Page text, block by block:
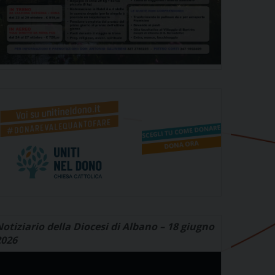
della Diocesi di Albano – 18 giugno